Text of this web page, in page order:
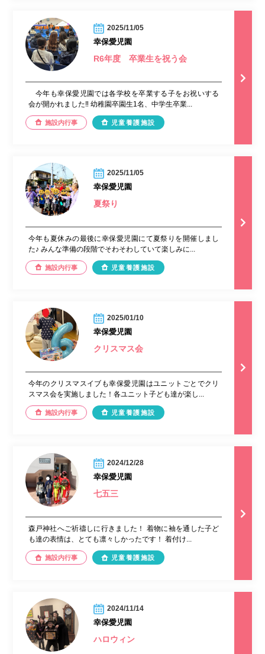
2025/11/05
幸保愛児園
R6年度 卒業生を祝う会
今年も幸保愛児園では各学校を卒業する子をお祝いする
会が開かれました‼️ 幼稚園卒園生1名、中学生卒業...
施設内行事 児童養護施設
2025/11/05
幸保愛児園
夏祭り
今年も夏休みの最後に幸保愛児園にて夏祭りを開催しまし
た♪ みんな準備の段階でそわそわしていて楽しみに...
施設内行事 児童養護施設
2025/01/10
幸保愛児園
クリスマス会
今年のクリスマスイブも幸保愛児園はユニットごとでクリ
スマス会を実施しました！各ユニット子ども達が楽し...
施設内行事 児童養護施設
2024/12/28
幸保愛児園
七五三
森戸神社へご祈禱しに行きました！ 着物に袖を通した子ど
も達の表情は、とても凛々しかったです！ 着付け...
施設内行事 児童養護施設
2024/11/14
幸保愛児園
ハロウィン